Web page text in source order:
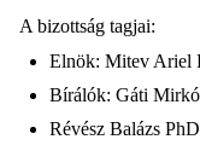
A bizottság tagjai:
Elnök: Mitev Ariel
Bírálók: Gáti
Révész Balázs